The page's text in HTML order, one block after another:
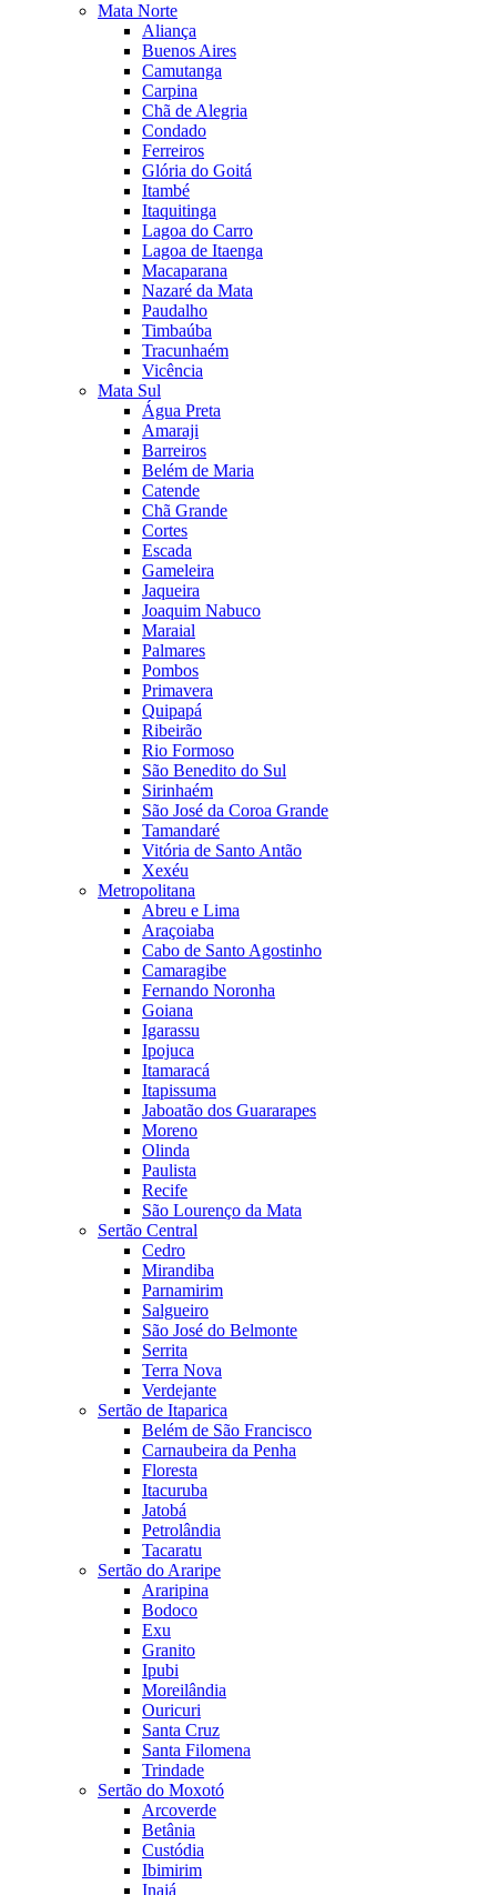
Mata Norte
Aliança
Buenos Aires
Camutanga
Carpina
Chã de Alegria
Condado
Ferreiros
Glória do Goitá
Itambé
Itaquitinga
Lagoa do Carro
Lagoa de Itaenga
Macaparana
Nazaré da Mata
Paudalho
Timbaúba
Tracunhaém
Vicência
Mata Sul
Água Preta
Amaraji
Barreiros
Belém de Maria
Catende
Chã Grande
Cortes
Escada
Gameleira
Jaqueira
Joaquim Nabuco
Maraial
Palmares
Pombos
Primavera
Quipapá
Ribeirão
Rio Formoso
São Benedito do Sul
Sirinhaém
São José da Coroa Grande
Tamandaré
Vitória de Santo Antão
Xexéu
Metropolitana
Abreu e Lima
Araçoiaba
Cabo de Santo Agostinho
Camaragibe
Fernando Noronha
Goiana
Igarassu
Ipojuca
Itamaracá
Itapissuma
Jaboatão dos Guararapes
Moreno
Olinda
Paulista
Recife
São Lourenço da Mata
Sertão Central
Cedro
Mirandiba
Parnamirim
Salgueiro
São José do Belmonte
Serrita
Terra Nova
Verdejante
Sertão de Itaparica
Belém de São Francisco
Carnaubeira da Penha
Floresta
Itacuruba
Jatobá
Petrolândia
Tacaratu
Sertão do Araripe
Araripina
Bodoco
Exu
Granito
Ipubi
Moreilândia
Ouricuri
Santa Cruz
Santa Filomena
Trindade
Sertão do Moxotó
Arcoverde
Betânia
Custódia
Ibimirim
Inajá